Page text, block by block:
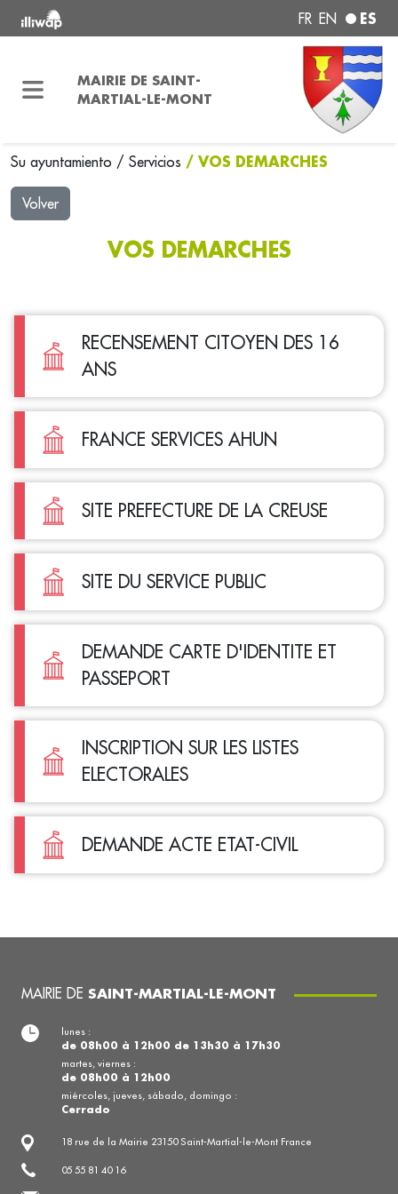
FR EN ES
MAIRIE DE SAINT-
MARTIAL-LE-MONT
Su ayuntamiento / Servicios / VOS DEMARCHES
Volver
VOS DEMARCHES
RECENSEMENT CITOYEN DES 16
ANS
FRANCE SERVICES AHUN
SITE PREFECTURE DE LA CREUSE
SITE DU SERVICE PUBLIC
DEMANDE CARTE D'IDENTITE ET
PASSEPORT
INSCRIPTION SUR LES LISTES
ELECTORALES
DEMANDE ACTE ETAT-CIVIL
MAIRIE DE SAINT-MARTIAL-LE-MONT
18 rue de la Mairie 23150 Saint-Martial-le-Mont France
05 55 81 40 16
lunes :
de 08h00 à 12h00 de 13h30 à 17h30
martes, viernes :
de 08h00 à 12h00
miércoles, jueves, sábado, domingo :
Cerrado